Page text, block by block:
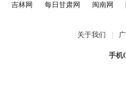
吉林网 每日甘肃网 闽南网
关于我们
手机